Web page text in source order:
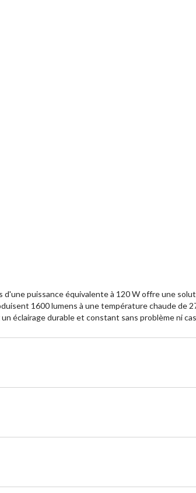
puissance équivalente à 120 W offre une
1600 lumens à une température chaude
éclairage durable et constant sans problème ni